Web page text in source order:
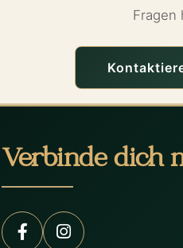
Fragen
Verbinde dich